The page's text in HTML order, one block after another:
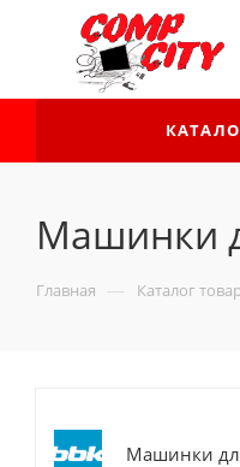
Машинки
Главная — Каталог
Машинки